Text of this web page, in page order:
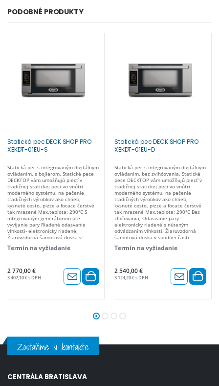
PODOBNÉ PRODUKTY
Statická pec DECK SHOP PRO
XEKDT-01EU-S
Statická pec s integrovaným digitálnym
ovládaním, s bojlerom. Statické pece
DECKTOP vám umožňujú piecť v
tradičnej statickej peci vo vnútri
moderného systému. na pečenie
tradičných výrobkov ako chlieb,
kysnuté cesto, pizze a focace čerstvé
tak mrazené Max.teplota: 290°C S
integrovaným generátorom pre
vyvíjanie pary Riadené odasvanie
vlhkosti- elektronicky riadené.
Žiaruvzdorná šamotová doska v
600x400 Napätie: 230 V~ 1N -
Hmotnosť: 61 Kg
Termín na vyžiadanie
2 770,00 €
3 407,10 € s DPH
Statická pec DECK SHOP PRO
XEKDT-01EU-D
Statická pec s integrovaným digitálnym
ovládaním, bez zvlhčovania. Statické
pece DECKTOP vám umožňujú piecť v
tradičnej statickej peci vo vnútri
moderného systému. na pečenie
tradičných výrobkov ako chlieb,
kysnuté cesto, pizze a focace čerstvé
tak mrazené Max.teplota: 290°C Bez
zlhčovania, Odasvanie pary -
elektronicky riadené s núteným
odvádzaním vlhkosti. Žiaruvzdorná
šamotová doska v spodnej časti
230 V~ 1N - Frekvencia: 50 / 60 Hz
Termín na vyžiadanie
2 540,00 €
3 124,20 € s DPH
Zostaňme v kontakte
CENTRÁLA BRATISLAVA